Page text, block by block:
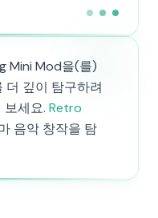
Mini Mod을(를)
더 깊이 탐구하려
보세요. Retro
음악 창작을 탐